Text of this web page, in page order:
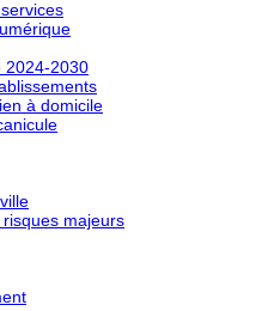
2024-2030
à domicile
majeurs